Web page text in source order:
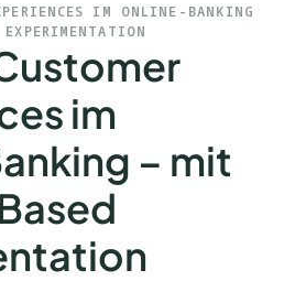
IM ONLINE-BANKING
im
– mit